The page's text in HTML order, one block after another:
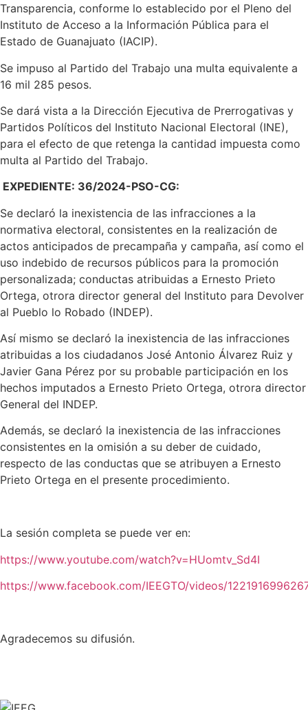
Transparencia, conforme lo establecido por el Pleno del
Instituto de Acceso a la Información Pública para el
Estado de Guanajuato (IACIP).
Se impuso al Partido del Trabajo una multa equivalente a
16 mil 285 pesos.
Se dará vista a la Dirección Ejecutiva de Prerrogativas y
Partidos Políticos del Instituto Nacional Electoral (INE),
para el efecto de que retenga la cantidad impuesta como
multa al Partido del Trabajo.
EXPEDIENTE: 36/2024-PSO-CG:
Se declaró la inexistencia de las infracciones a la
normativa electoral, consistentes en la realización de
actos anticipados de precampaña y campaña, así como el
uso indebido de recursos públicos para la promoción
personalizada; conductas atribuidas a Ernesto Prieto
Ortega, otrora director general del Instituto para Devolver
al Pueblo lo Robado (INDEP).
Así mismo se declaró la inexistencia de las infracciones
atribuidas a los ciudadanos José Antonio Álvarez Ruiz y
Javier Gana Pérez por su probable participación en los
hechos imputados a Ernesto Prieto Ortega, otrora director
General del INDEP.
Además, se declaró la inexistencia de las infracciones
consistentes en la omisión a su deber de cuidado,
respecto de las conductas que se atribuyen a Ernesto
Prieto Ortega en el presente procedimiento.
La sesión completa se puede ver en:
https://www.youtube.com/watch?v=HUomtv_Sd4I
https://www.facebook.com/IEEGTO/videos/
Agradecemos su difusión.